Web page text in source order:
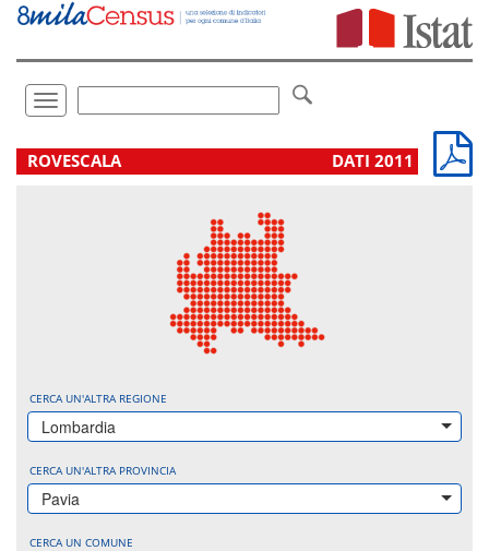
Vai
direttamente
Toggle
navigation
.
ROVESCALA DATI 2011
CERCA UN'ALTRA REGIONE
Lombardia
CERCA UN'ALTRA PROVINCIA
Pavia
CERCA UN COMUNE